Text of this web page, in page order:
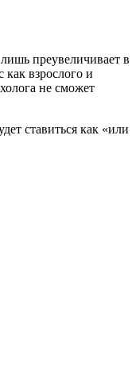
преувеличивает в
взрослого и
не сможет
ставиться как «или